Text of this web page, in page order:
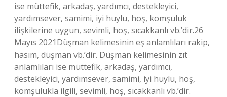
ise müttefik, arkadaş, yardımcı, destekleyici,
yardımsever, samimi, iyi huylu, hoş, komşuluk
ilişkilerine uygun, sevimli, hoş, sıcakkanlı vb.’dir.26
Mayıs 2021Düşman kelimesinin eş anlamlıları rakip,
hasım, düşman vb.’dir. Düşman kelimesinin zıt
anlamlıları ise müttefik, arkadaş, yardımcı,
destekleyici, yardımsever, samimi, iyi huylu, hoş,
komşulukla ilgili, sevimli, hoş, sıcakkanlı vb.’dir.